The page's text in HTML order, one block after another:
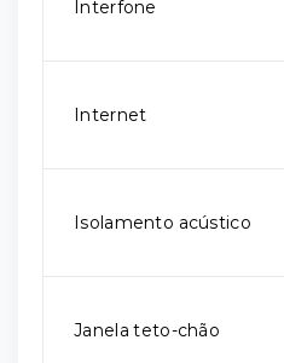
Interfone
Internet
Isolamento acústico
Janela teto-chão